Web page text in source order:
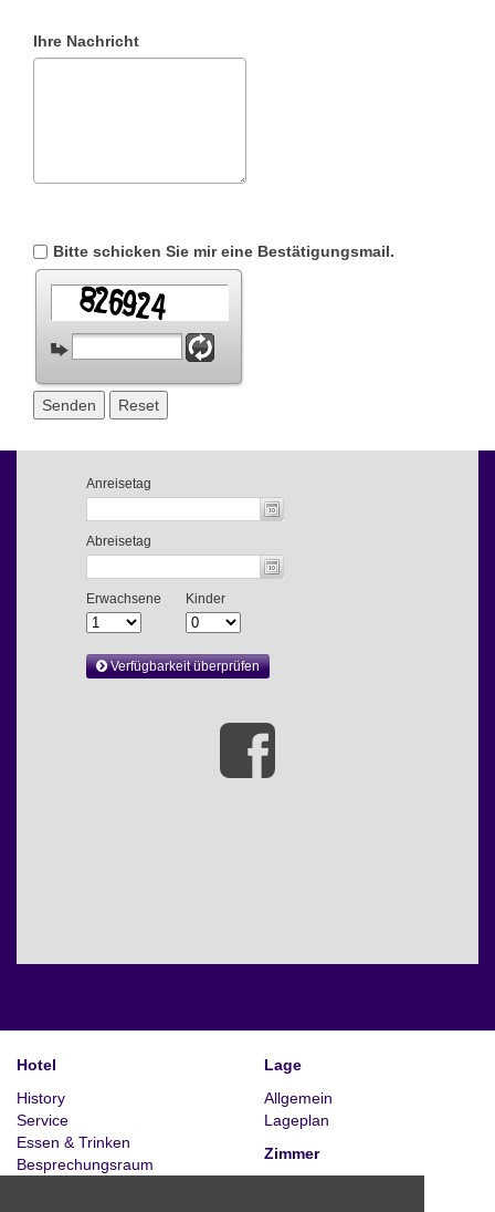
Ihre Nachricht
Bitte schicken Sie mir eine Bestätigungsmail.
Hotel
History
Service
Essen & Trinken
Besprechungsraum
Lage
Allgemein
Lageplan
Zimmer